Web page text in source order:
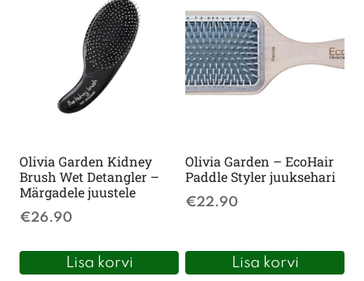
Olivia Garden Kidney
Brush Wet Detangler –
Märgadele juustele
€26.90
Lisa korvi
Olivia Garden – EcoHair
Paddle Styler juuksehari
€22.90
Lisa korvi